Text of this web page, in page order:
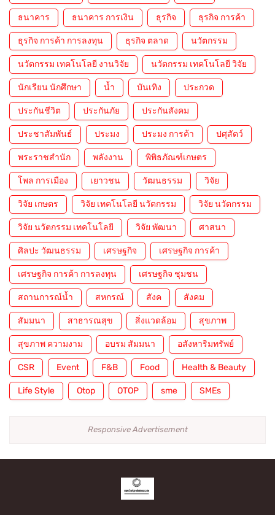
ธนาคาร ธนาคาร การเงิน ธุรกิจ ธุรกิจ การค้า
ธุรกิจ การค้า การลงทุน ธุรกิจ ตลาด นวัตกรรม
นวัตกรรม เทคโนโลยี งานวิจัย นวัตกรรม เทคโนโลยี วิจัย
นักเรียน นักศึกษา น้ำ บันเทิง ประกวด
ประกันชีวิต ประกันภัย ประกันสังคม
ประชาสัมพันธ์ ประมง ประมง การค้า ปศุสัตว์
พระราชสำนัก พลังงาน พิพิธภัณฑ์เกษตร
โพล การเมือง เยาวชน วัฒนธรรม วิจัย
วิจัย เกษตร วิจัย เทคโนโลยี นวัตกรรม วิจัย นวัตกรรม
วิจัย นวัตกรรม เทคโนโลยี วิจัย พัฒนา ศาสนา
ศิลปะ วัฒนธรรม เศรษฐกิจ เศรษฐกิจ การค้า
เศรษฐกิจ การค้า การลงทุน เศรษฐกิจ ชุมชน
สถานการณ์น้ำ สหกรณ์ สังค สังคม
สัมมนา สาธารณสุข สิ่งแวดล้อม สุขภาพ
สุขภาพ ความงาม อบรม สัมมนา อสังหาริมทรัพย์
CSR Event F&B Food Health & Beauty
Life Style Otop OTOP sme SMEs
Responsive Advertisement